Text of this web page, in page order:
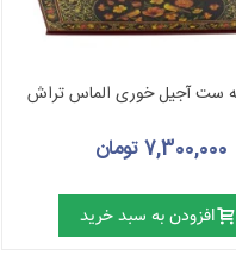
ست آجیل خوری الماس تراش
7,300,000 تومان
افزودن به سبد خرید